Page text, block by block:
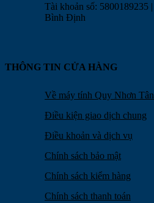
Tài khoản số:
Bình Định
THÔNG TIN CỬA HÀNG
Về máy tính Quy Nhơn
Điều kiện giao dịch chung
Điều khoản và dịch vụ
Chính sách bảo mật
Chính sách kiểm hàng
Chính sách thanh toán